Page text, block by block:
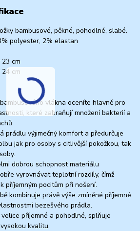
bambusové, pěkné, pohodlné, slabé.
polyester, 2% elastan
cm
cm
vlákna oceníte hlavně pro
které zabraňují množení bakterií a
prádlu výjimečný komfort a předurčuje
jak pro osoby s citlivější pokožkou, tak
dobrou schopnost materiálu
vyrovnávat teplotní rozdíly, čímž
příjemným pocitům při nošení.
kombinuje právě výše zmíněné příjemné
bezešvého prádla.
příjemné a pohodlné, splňuje
kvalitu.